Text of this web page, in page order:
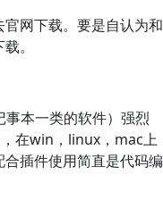
网下载。要是自认为和
。
本一类的软件）强烈
在win，linux，mac上
插件使用简直是代码编